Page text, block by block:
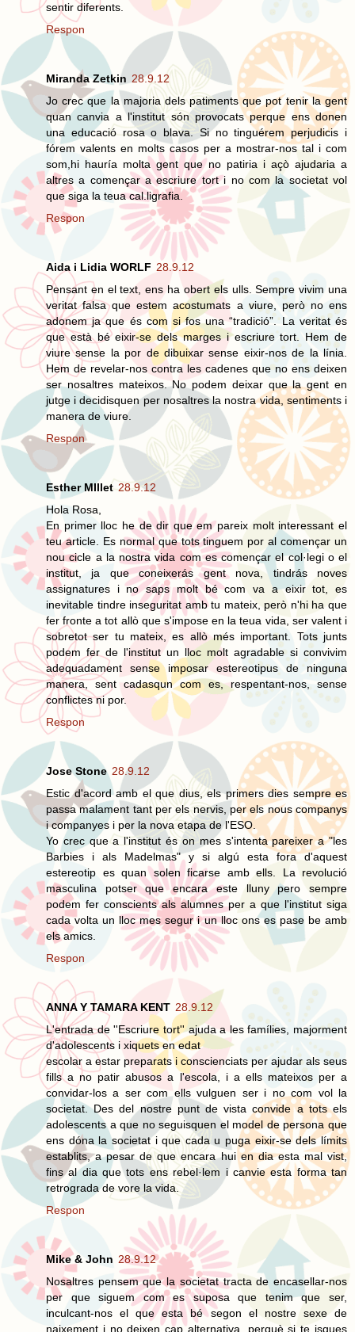
sentir diferents.
Respon
Miranda Zetkin 28.9.12
Jo crec que la majoria dels patiments que pot tenir la gent
quan canvia a l'institut són provocats perque ens donen
una educació rosa o blava. Si no tinguérem perjudicis i
fórem valents en molts casos per a mostrar-nos tal i com
som,hi hauría molta gent que no patiria i açò ajudaria a
altres a començar a escriure tort i no com la societat vol
que siga la teua cal.ligrafia.
Respon
Aida i Lidia WORLF 28.9.12
Pensant en el text, ens ha obert els ulls. Sempre vivim una
veritat falsa que estem acostumats a viure, però no ens
adonem ja que és com si fos una “tradició”. La veritat és
que està bé eixir-se dels marges i escriure tort. Hem de
viure sense la por de dibuixar sense eixir-nos de la línia.
Hem de revelar-nos contra les cadenes que no ens deixen
ser nosaltres mateixos. No podem deixar que la gent en
jutge i decidisquen per nosaltres la nostra vida, sentiments i
manera de viure.
Respon
Esther MIllet 28.9.12
Hola Rosa,
En primer lloc he de dir que em pareix molt interessant el
teu article. Es normal que tots tinguem por al començar un
nou cicle a la nostra vida com es començar el col·legi o el
institut, ja que coneixerás gent nova, tindrás noves
assignatures i no saps molt bé com va a eixir tot, es
inevitable tindre inseguritat amb tu mateix, però n'hi ha que
fer fronte a tot allò que s'impose en la teua vida, ser valent i
sobretot ser tu mateix, es allò més important. Tots junts
podem fer de l'institut un lloc molt agradable si convivim
adequadament sense imposar estereotipus de ninguna
manera, sent cadasqun com es, respentant-nos, sense
conflictes ni por.
Respon
Jose Stone 28.9.12
Estic d'acord amb el que dius, els primers dies sempre es
passa malament tant per els nervis, per els nous companys
i companyes i per la nova etapa de l'ESO.
Yo crec que a l'institut és on mes s'intenta pareixer a "les
Barbies i als Madelmas" y si algú esta fora d'aquest
estereotip es quan solen ficarse amb ells. La revolució
masculina potser que encara este lluny pero sempre
podem fer conscients als alumnes per a que l'institut siga
cada volta un lloc mes segur i un lloc ons es pase be amb
els amics.
Respon
ANNA Y TAMARA KENT 28.9.12
L'entrada de ''Escriure tort'' ajuda a les famílies, majorment
d'adolescents i xiquets en edat
escolar a estar preparats i conscienciats per ajudar als seus
fills a no patir abusos a l'escola, i a ells mateixos per a
convidar-los a ser com ells vulguen ser i no com vol la
societat. Des del nostre punt de vista convide a tots els
adolescents a que no seguisquen el model de persona que
ens dóna la societat i que cada u puga eixir-se dels límits
establits, a pesar de que encara hui en dia esta mal vist,
fins al dia que tots ens rebel·lem i canvie esta forma tan
retrograda de vore la vida.
Respon
Mike & John 28.9.12
Nosaltres pensem que la societat tracta de encasellar-nos
per que siguem com es suposa que tenim que ser,
inculcant-nos el que esta bé segon el nostre sexe de
naixement i no deixen cap alternativa, perquè si te isques